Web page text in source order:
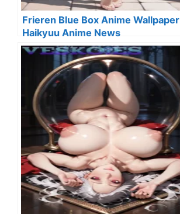
Frieren Blue Box Anime Wallpaper
Haikyuu Anime News